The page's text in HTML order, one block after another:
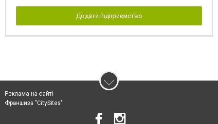
Додати підприємство
Реклама на сайті
Франшиза "CitySites"